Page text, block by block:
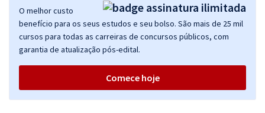
O melhor custo
benefício para os seus estudos e seu bolso. São mais de 25 mil
cursos para todas as carreiras de concursos públicos, com
garantia de atualização pós-edital.
Comece hoje